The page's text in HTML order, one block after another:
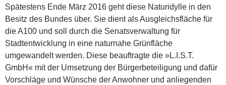
Spätestens Ende März 2016 geht diese Natur­idylle in den
Besitz des Bundes über. Sie dient als Ausgleichsfläche für
die A100 und soll durch die Senatsverwaltung für
Stadtentwicklung in eine naturnahe Grünfläche
umgewandelt werden. Diese beauftragte die »L.I.S.T.
GmbH« mit der Umsetzung der Bürgerbeteiligung und dafür
Vorschläge und Wünsche der Anwohner und anliegenden